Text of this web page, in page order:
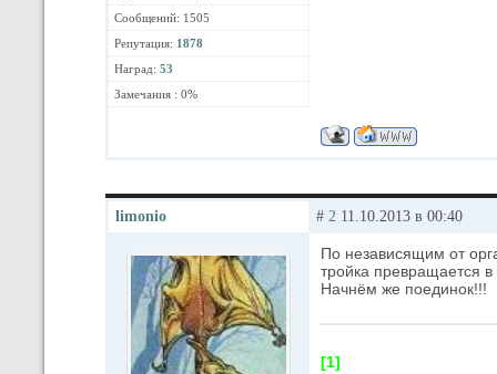
Сообщений: 1505
Репутация: 1878
Наград: 53
Замечания : 0%
limonio # 2 11.10.2013 в 00:40
По независящим от
тройка превращается в
Начнём же поединок!!!
[1]